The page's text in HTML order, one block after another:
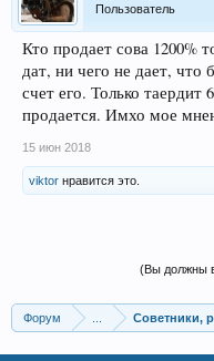
Пользователь
Кто продает сова 1200%
дат, ни чего не дает,
счет его. Только таердит
продается. Имхо мое
15 июн 2018
viktor нравится это.
(Вы должны
Форум